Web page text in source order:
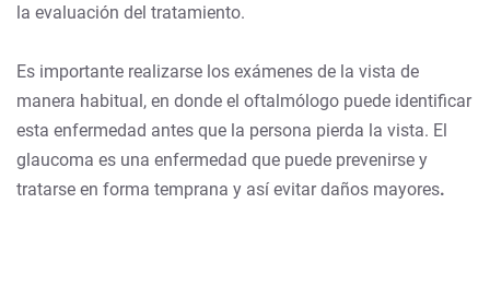
la evaluación del tratamiento.
Es importante realizarse los exámenes de la vista de
manera habitual, en donde el oftalmólogo puede identificar
esta enfermedad antes que la persona pierda la vista. El
glaucoma es una enfermedad que puede prevenirse y
tratarse en forma temprana y así evitar daños mayores.